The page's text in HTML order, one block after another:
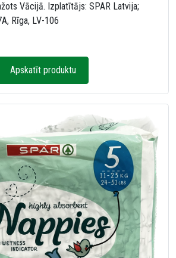
Vācijā. Izplatītājs: SPAR Latvija;
Rīga, LV-106
Apskatīt produktu